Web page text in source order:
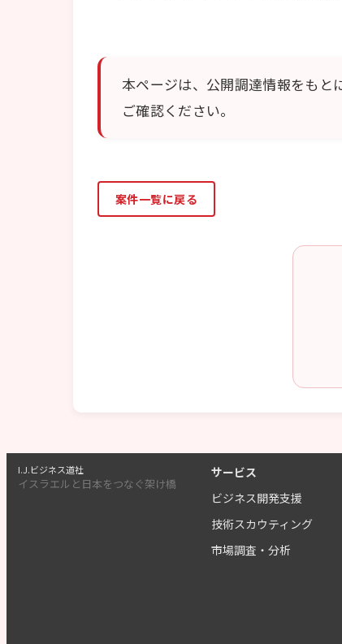
本ページは、公開調達情報をもと
ご確認ください。
案件一覧に戻る
I.J.ビジネス道社
イスラエルと日本をつなぐ架け橋
サービス
ビジネス開発支援
技術スカウティング
市場調査・分析